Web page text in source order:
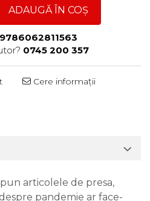
ADAUGĂ ÎN COȘ
9786062811563
0745 200 357
Cere informații
articolele de presa,
pandemie ar face-